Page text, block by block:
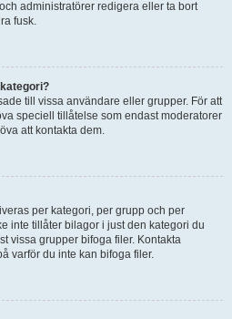
administratörer redigera eller ta bort
fusk.
till vissa användare eller grupper. För att
speciell tillåtelse som endast moderatorer
att kontakta dem.
per kategori, per grupp och per
inte tillåter bilagor i just den kategori du
vissa grupper bifoga filer. Kontakta
varför du inte kan bifoga filer.